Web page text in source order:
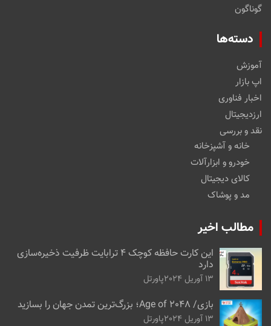
گوناگون
دسته‌ها
آموزش
اپ بازار
اخبار فناوری
ارزدیجیتال
نقد و بررسی
خانه و آشپزخانه
خودرو و ابزارآلات
کالای دیجیتال
مد و پوشاک
مطالب اخیر
این کارت حافظه کوچک ۴ ترابایت ظرفیت ذخیره‌سازی
دارد
13 آوریل 2024 پاورتل
بازی/ Age of 2048؛ بزرگ‌ترین تمدن جهان را بسازید
13 آوریل 2024 پاورتل